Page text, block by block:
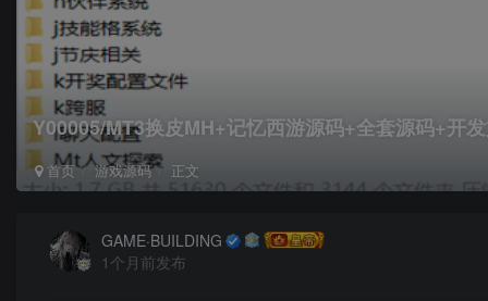
Y00005/MT3换皮MH+记忆西游源码+全套源码+开
首页 游戏源码 正文
GAME·BUILDING
1个月前发布